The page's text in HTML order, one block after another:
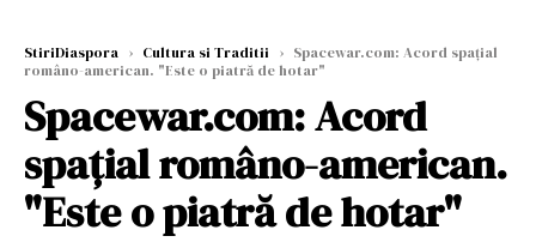
StiriDiaspora › Cultura si Traditii › Spacewar.com: Acord spaţial
româno-american. "Este o piatră de hotar"
Spacewar.com: Acord
spaţial româno-american.
"Este o piatră de hotar"